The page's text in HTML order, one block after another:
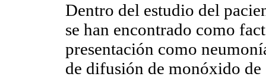
Dentro del estudio del
se han encontrado como
presentación como
de difusión de monóxido